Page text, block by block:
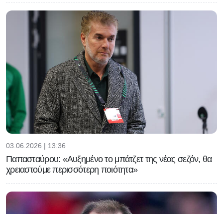
03.06.2026 | 13:36
Παπασταύρου: «Αυξημένο το μπάτζετ της νέας σεζόν, θα
χρειαστούμε περισσότερη ποιότητα»